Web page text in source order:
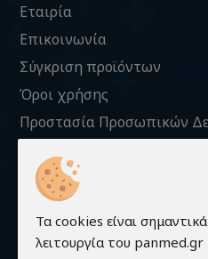
Εταιρία
Επικοινωνία
Σύγκριση προϊόντων
Όροι χρήσης
Προστασία Προσωπικών
Πληροφορίες
Τρόποι Πληρωμής
Τα cookies είναι
λειτουργία του